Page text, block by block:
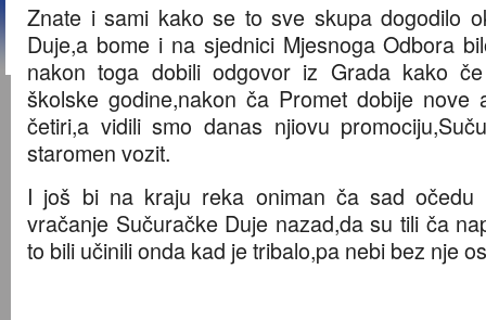
Znate i sami kako se to sve skupa dogodilo
Duje,a bome i na sjednici Mjesnoga Odbora
nakon toga dobili odgovor iz Grada kako
školske godine,nakon ča Promet dobije nove
četiri,a vidili smo danas njiovu
staromen vozit.
I još bi na kraju reka oniman ča sad očedu
vračanje Sučuračke Duje nazad,da su tili ča
to bili učinili onda kad je tribalo,pa nebi bez nje